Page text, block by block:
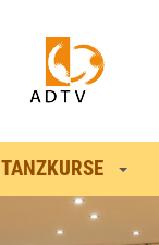
TANZKURSE